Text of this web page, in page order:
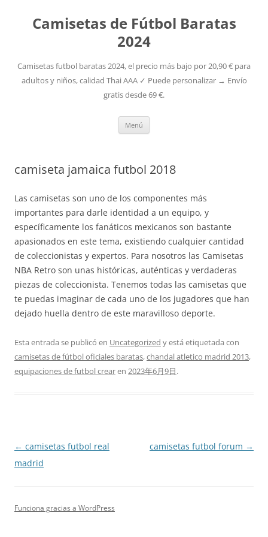
Camisetas de Fútbol Baratas
2024
Camisetas futbol baratas 2024, el precio más bajo por 20,90 € para
adultos y niños, calidad Thai AAA ✓ Puede personalizar → Envío
gratis desde 69 €.
Menú
camiseta jamaica futbol 2018
Las camisetas son uno de los componentes más
importantes para darle identidad a un equipo, y
específicamente los fanáticos mexicanos son bastante
apasionados en este tema, existiendo cualquier cantidad
de coleccionistas y expertos. Para nosotros las Camisetas
NBA Retro son unas históricas, auténticas y verdaderas
piezas de coleccionista. Tenemos todas las camisetas que
te puedas imaginar de cada uno de los jugadores que han
dejado huella dentro de este maravilloso deporte.
Esta entrada se publicó en Uncategorized y está etiquetada con
camisetas de fútbol oficiales baratas,chandal atletico madrid 2013,
equipaciones de futbol crearen 2023年6月9日.
Navegación
de
← camisetas futbol real
madrid
camisetas futbol forum →
Funciona gracias a WordPress